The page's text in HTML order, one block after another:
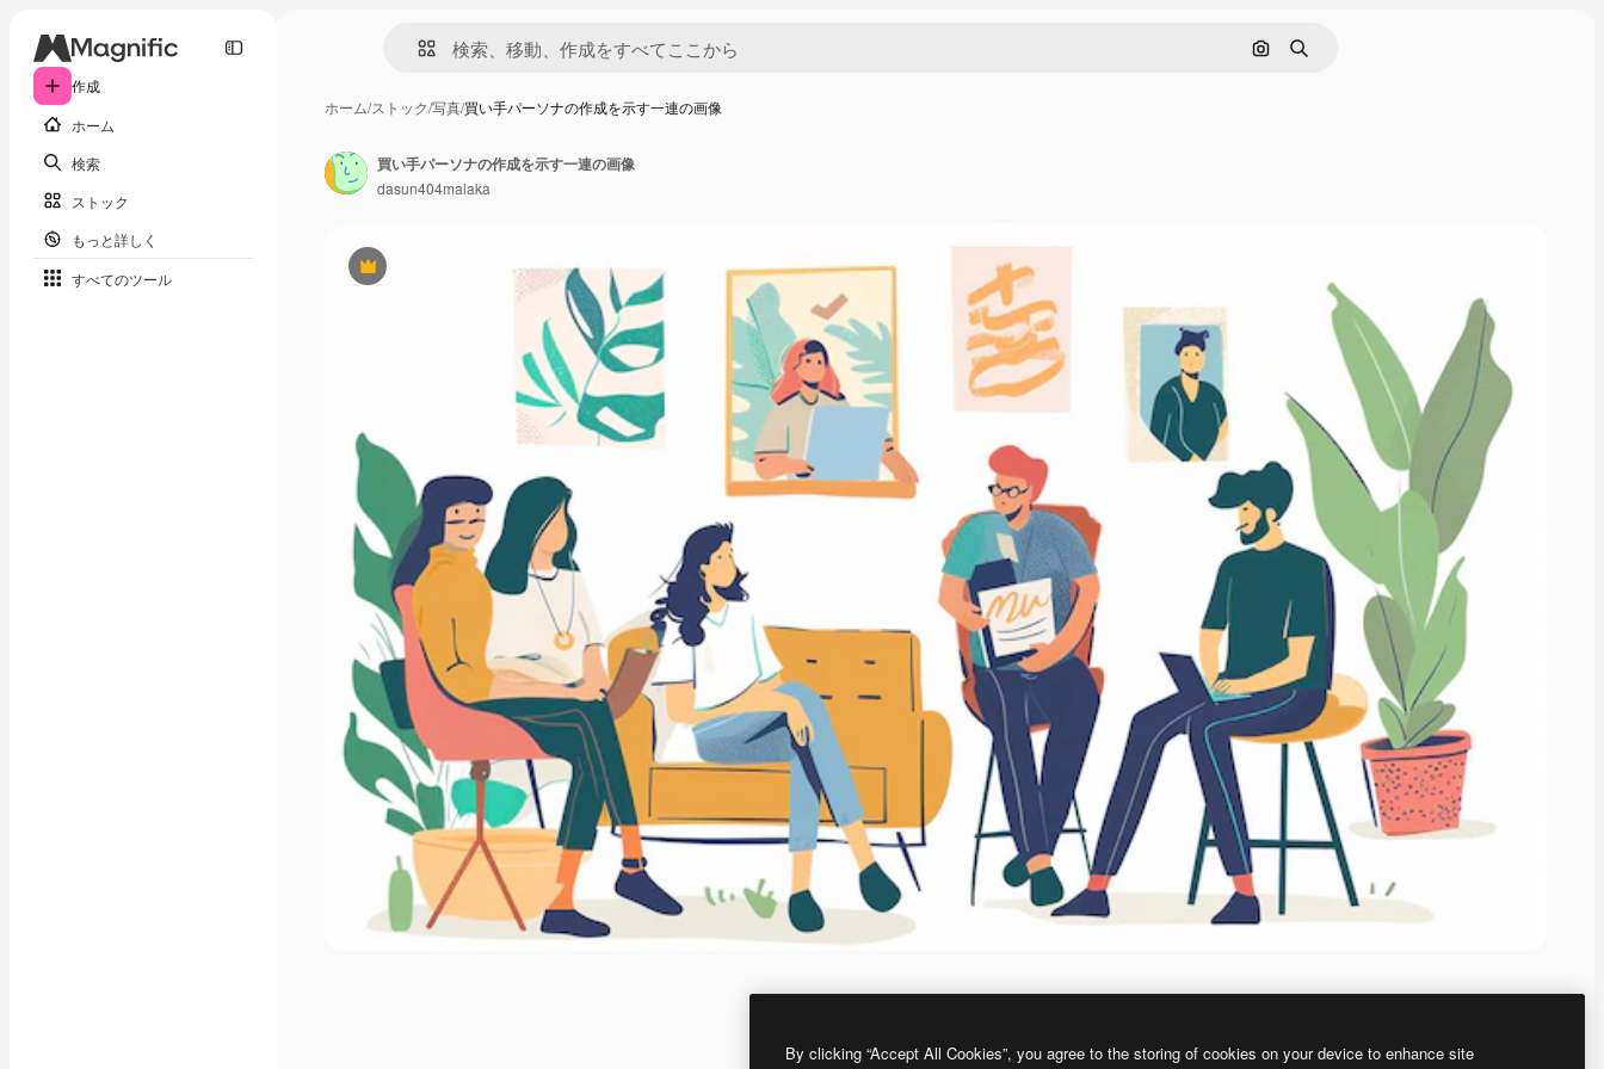
作成
ホーム
検索
ストック
もっと詳しく
すべてのツール
画像で検索
検索
ホーム/ストック/写真/買い手パーソナの作成を示す一連の画像
Premium
買い手パーソナの作成を示す一連の画像
dasun404malaka
By clicking “Accept All Cookies”, you agree to the storing of cookies on your device to enhance site